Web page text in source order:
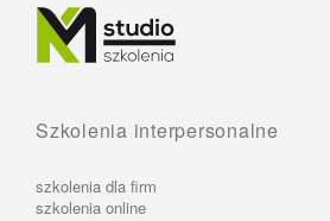
Szkolenia interpersonalne
szkolenia dla firm
szkolenia online